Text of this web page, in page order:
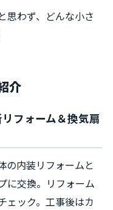
思わず、どんな小さ
介
フォーム＆換気扇
の内装リフォームと
に交換。リフォーム
ェック。工事後はカ